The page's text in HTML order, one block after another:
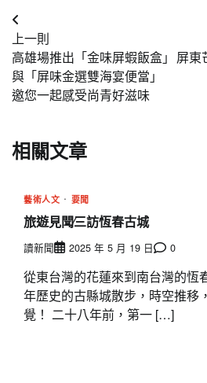
文
章
導
覽
上一則
高雄場推出「金味屏蝦飯盒」
與「屏味金選雙海宴便當」
邀您一起感受尚青好滋味
屏
相關文章
藝術人文 要聞
旅遊見聞∕三訪恆春古城
讀新聞 2025 年 5 月 19 日 0
從東台灣的花蓮來到南台灣的恆
年歷史的古縣城散步，時空推移
覺！ 二十八年前，第一 […]